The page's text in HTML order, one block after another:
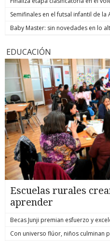
Semifinales en el futsal infantil de la
Baby Master: sin novedades en lo
EDUCACIÓN
Escuelas rurales
aprender
Becas Junji premian esfuerzo y
Con universo flúor, niños culminan